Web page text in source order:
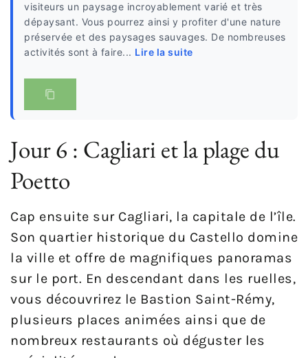
visiteurs un paysage incroyablement varié et très
dépaysant. Vous pourrez ainsi y profiter d'une nature
préservée et des paysages sauvages. De nombreuses
activités sont à faire... Lire la suite
Jour 6 : Cagliari et la plage du
Poetto
Cap ensuite sur Cagliari, la capitale de l’île.
Son quartier historique du Castello domine
la ville et offre de magnifiques panoramas
sur le port. En descendant dans les ruelles,
vous découvrirez le Bastion Saint-Rémy,
plusieurs places animées ainsi que de
nombreux restaurants où déguster les